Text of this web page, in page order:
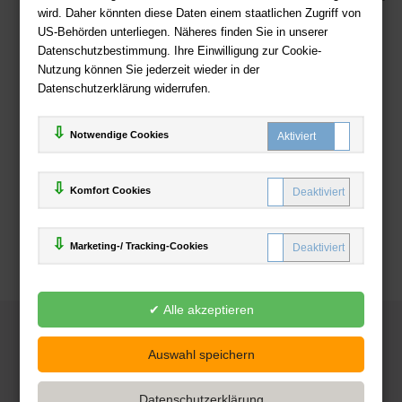
wird. Daher könnten diese Daten einem staatlichen Zugriff von
US-Behörden unterliegen. Näheres finden Sie in unserer
Datenschutzbestimmung. Ihre Einwilligung zur Cookie-
Nutzung können Sie jederzeit wieder in der
Datenschutzerklärung widerrufen.
Notwendige Cookies
Komfort Cookies
Marketing-/ Tracking-Cookies
Zahlweisen
Deutsche-Buchhandlung.de
www.deutsche-buchhandlung.de ist ein Angebot der
Handelsgesellschaft mbH
Powered by Inooga